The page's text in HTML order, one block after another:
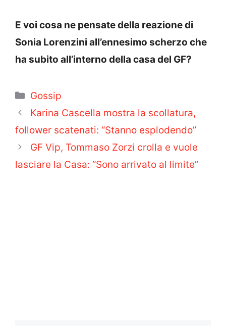
E voi cosa ne pensate della reazione di
Sonia Lorenzini all’ennesimo scherzo che
ha subito all’interno della casa del GF?
Categorie
Gossip
Karina Cascella mostra la scollatura,
follower scatenati: “Stanno esplodendo”
GF Vip, Tommaso Zorzi crolla e vuole
lasciare la Casa: “Sono arrivato al limite”